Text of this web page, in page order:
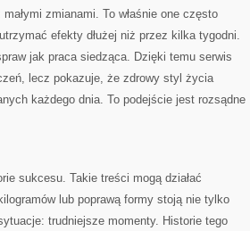
zmianami. To właśnie one często
efekty dłużej niż przez kilka tygodni.
jak praca siedząca. Dzięki temu serwis
lecz pokazuje, że zdrowy styl życia
każdego dnia. To podejście jest rozsądne
sukcesu. Takie treści mogą działać
lub poprawą formy stoją nie tylko
trudniejsze momenty. Historie tego